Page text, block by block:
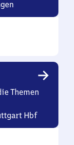
Themen
Hbf